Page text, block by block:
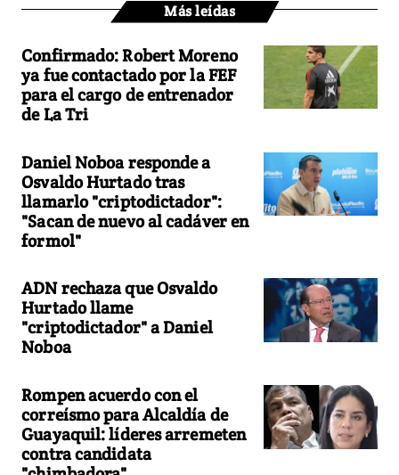
Más leídas
Confirmado: Robert Moreno
ya fue contactado por la FEF
para el cargo de entrenador
de La Tri
Daniel Noboa responde a
Osvaldo Hurtado tras
llamarlo "criptodictador":
"Sacan de nuevo al cadáver en
formol"
ADN rechaza que Osvaldo
Hurtado llame
"criptodictador" a Daniel
Noboa
Rompen acuerdo con el
correísmo para Alcaldía de
Guayaquil: líderes arremeten
contra candidata